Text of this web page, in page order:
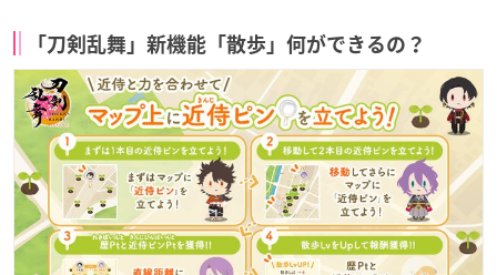
「刀剣乱舞」新機能「散歩」何ができるの？